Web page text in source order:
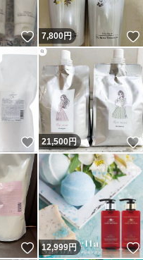
いいね！
7,800円
いいね！
21,500円
いいね！
12,999円